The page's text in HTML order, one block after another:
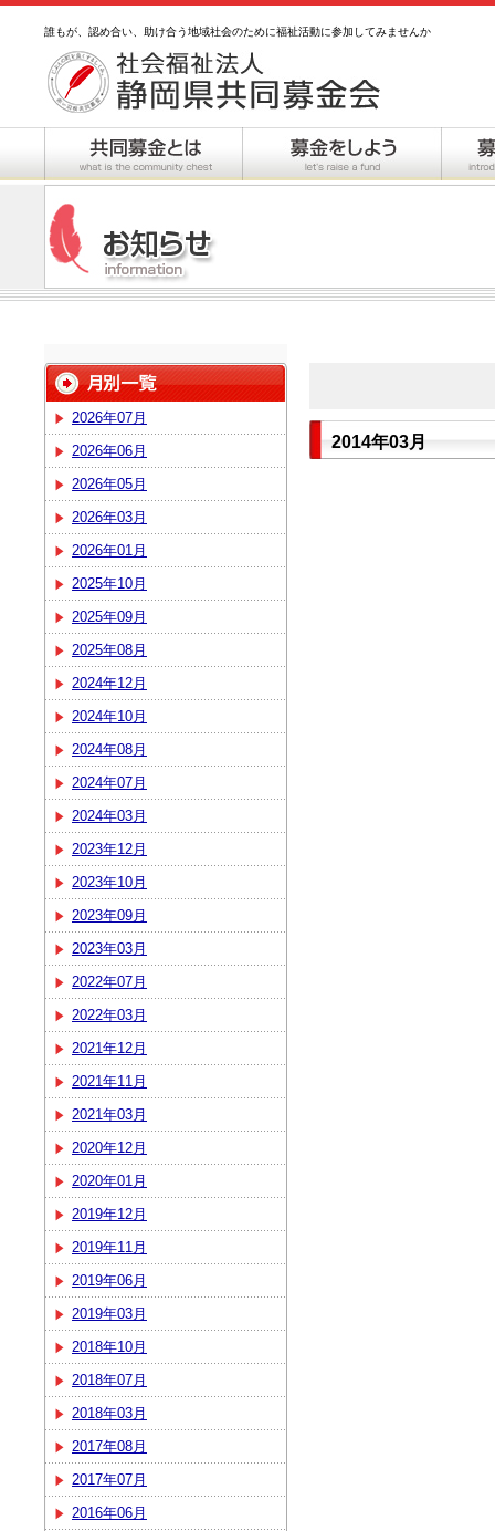
誰もが、認め合い、助け合う地域社会のために福祉活動に参加してみませんか
2026年07月
2026年06月
2026年05月
2026年03月
2026年01月
2025年10月
2025年09月
2025年08月
2024年12月
2024年10月
2024年08月
2024年07月
2024年03月
2023年12月
2023年10月
2023年09月
2023年03月
2022年07月
2022年03月
2021年12月
2021年11月
2021年03月
2020年12月
2020年01月
2019年12月
2019年11月
2019年06月
2019年03月
2018年10月
2018年07月
2018年03月
2017年08月
2017年07月
2016年06月
2014年03月